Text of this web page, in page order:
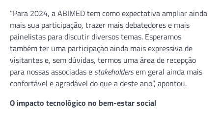
“Para 2024, a ABIMED tem como expectativa ampliar ainda
mais sua participação, trazer mais debatedores e mais
painelistas para discutir diversos temas. Esperamos
também ter uma participação ainda mais expressiva de
visitantes e, sem dúvidas, termos uma área de recepção
para nossas associadas e stakeholdersem geral ainda mais
confortável e agradável do que a deste ano”, apontou.
O impacto tecnológico no bem-estar social